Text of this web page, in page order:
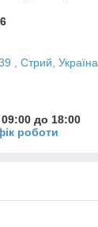
, Стрий, Україна
до 18:00
роботи